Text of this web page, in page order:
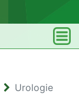
Urologie